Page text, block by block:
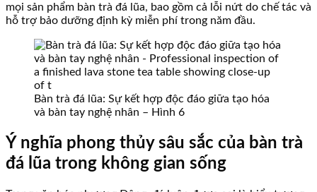
mọi sản phẩm bàn trà đá lũa, bao gồm cả lỗi nứt do chế tác và
hỗ trợ bảo dưỡng định kỳ miễn phí trong năm đầu.
Bàn trà đá lũa: Sự kết hợp độc đáo giữa tạo hóa
và bàn tay nghệ nhân – Hình 6
Ý nghĩa phong thủy sâu sắc của bàn trà
đá lũa trong không gian sống